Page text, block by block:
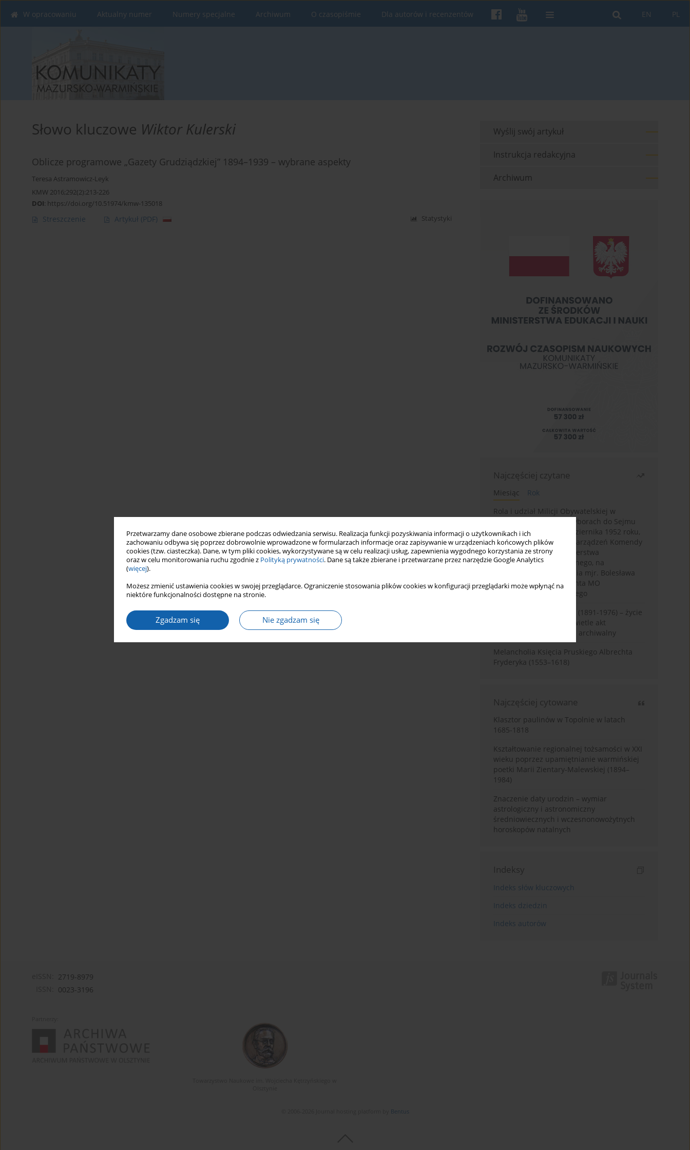
Przetwarzamy dane osobowe zbierane podczas odwiedzania serwisu. Realizacja funkcji pozyskiwania informacji o użytkownikach i ich
zachowaniu odbywa się poprzez dobrowolnie wprowadzone w formularzach informacje oraz zapisywanie w urządzeniach końcowych plików
cookies (tzw. ciasteczka). Dane, w tym pliki cookies, wykorzystywane są w celu realizacji usług, zapewnienia wygodnego korzystania ze strony
oraz w celu monitorowania ruchu zgodnie z Polityką prywatności. Dane są także zbierane i przetwarzane przez narzędzie Google Analytics
(więcej).
Możesz zmienić ustawienia cookies w swojej przeglądarce. Ograniczenie stosowania plików cookies w konfiguracji przeglądarki może wpłynąć na
niektóre funkcjonalności dostępne na stronie.
Zgadzam się Nie zgadzam się
PL
EN
W opracowaniu Aktualny numer Numery specjalne Archiwum O czasopiśmie Dla autorów i recenzentów
Słowo kluczowe Wiktor Kulerski
Oblicze programowe „Gazety Grudziądzkiej” 1894–1939 – wybrane aspekty
Teresa Astramowicz-Leyk
KMW 2016;292(2):213-226
DOI: https://doi.org/10.51974/kmw-135018
Streszczenie Artykuł (PDF) Statystyki
Wyślij swój artykuł
Instrukcja redakcyjna
Archiwum
Najczęściej czytane
Miesiąc
Rok
Rola i udział Milicji Obywatelskiej w
kampanii wyborczej i wyborach do Sejmu
PRL I kadencji z 26 października 1952 roku,
w świetle wytycznych i zarządzeń Komendy
Głównej MO oraz Ministerstwa
Bezpieczeństwa Publicznego, na
przykładzie sprawozdania mjr. Bolesława
Wyszyńskiego komendanta MO
województwa olsztyńskiego
Zygmunt Tadeusz Robel (1891-1976) – życie
i kariera zawodowa w świetle akt
osobowych. Rekonesans archiwalny
Melancholia Księcia Pruskiego Albrechta
Fryderyka (1553–1618)
Najczęściej cytowane
Klasztor paulinów w Topolnie w latach
1685-1818
Kształtowanie regionalnej tożsamości w XXI
wieku poprzez upamiętnianie warmińskiej
poetki Marii Zientary-Malewskiej (1894–
1984)
Znaczenie daty urodzin – wymiar
astrologiczny i astronomiczny
średniowiecznych i wczesnonowożytnych
horoskopów natalnych
Indeksy
Indeks słów kluczowych
Indeks dziedzin
Indeks autorów
2719-8979
0023-3196
Bentus